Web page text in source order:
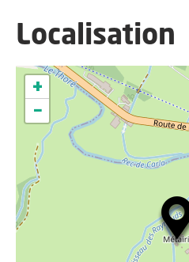
Localisation
+
−